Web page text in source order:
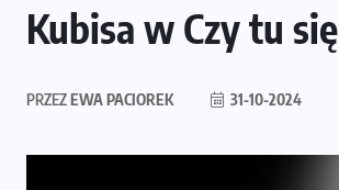
Kubisa w Czy tu
PRZEZEWA PACIOREK 31-10-2024